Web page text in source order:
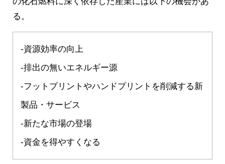
る。
-資源効率の向上
-排出の無いエネルギー源
-フットプリントやハンドプリントを削減する新
製品・サービス
-新たな市場の登場
-資金を得やすくなる